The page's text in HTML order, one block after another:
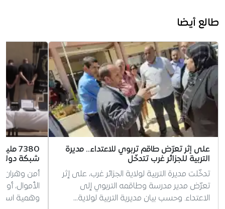
طالع أيضا
على إثر تعرّض طاقم تربوي للاعتداء.. مديرة
التربية للجزائر غرب تتدخّل
تدخّلت مديرة التربية لولاية الجزائر غرب، على إثر
تعرّض مدير مدرسة وطاقمه التربوي إلى
الاعتداء. وحسب بيان مديرية التربية لولاية…
شبكة
أمن وهران
وهمية